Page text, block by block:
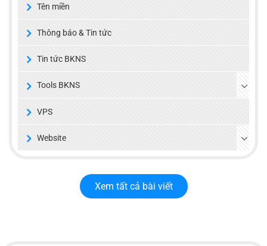
Tên miền
Thông báo & Tin tức
Tin tức BKNS
Tools BKNS
VPS
Website
Xem tất cả bài viết